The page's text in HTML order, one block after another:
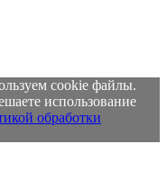
cookie файлы.
использование
обработки